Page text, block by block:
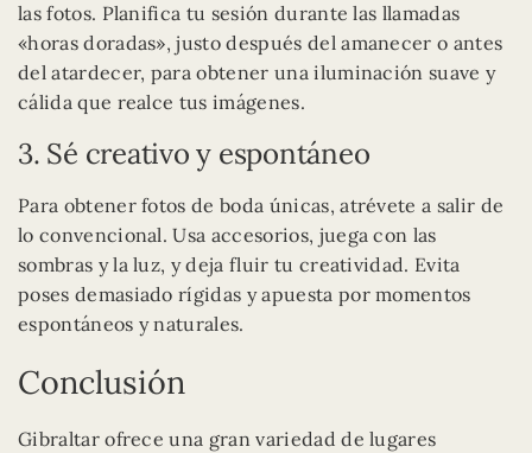
las fotos. Planifica tu sesión durante las llamadas
«horas doradas», justo después del amanecer o antes
del atardecer, para obtener una iluminación suave y
cálida que realce tus imágenes.
3. Sé creativo y espontáneo
Para obtener fotos de boda únicas, atrévete a salir de
lo convencional. Usa accesorios, juega con las
sombras y la luz, y deja fluir tu creatividad. Evita
poses demasiado rígidas y apuesta por momentos
espontáneos y naturales.
Conclusión
Gibraltar ofrece una gran variedad de lugares